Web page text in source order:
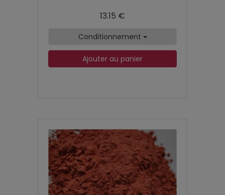
13.15 €
Conditionnement
Ajouter au panier